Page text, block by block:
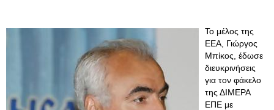
Το μέλος της
ΕΕΑ, Γιώργος
Μπίκος, έδωσε
διευκρινήσεις
για τον φάκελο
της ΔΙΜΕΡΑ
ΕΠΕ με